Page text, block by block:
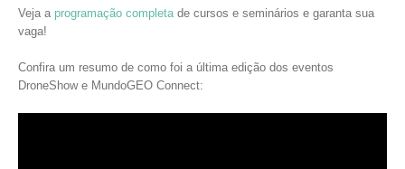
Veja a programação completa de cursos e seminários e garanta sua
vaga!
Confira um resumo de como foi a última edição dos eventos
DroneShow e MundoGEO Connect: